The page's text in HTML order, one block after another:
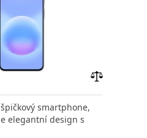
smartphone,
elegantní design s